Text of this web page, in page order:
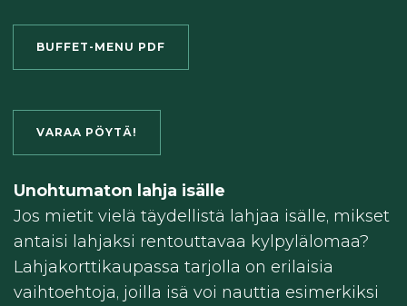
BUFFET-MENU PDF
VARAA PÖYTÄ!
Unohtumaton lahja isälle
Jos mietit vielä täydellistä lahjaa isälle, mikset
antaisi lahjaksi rentouttavaa kylpylälomaa?
Lahjakorttikaupassa tarjolla on erilaisia
vaihtoehtoja, joilla isä voi nauttia esimerkiksi